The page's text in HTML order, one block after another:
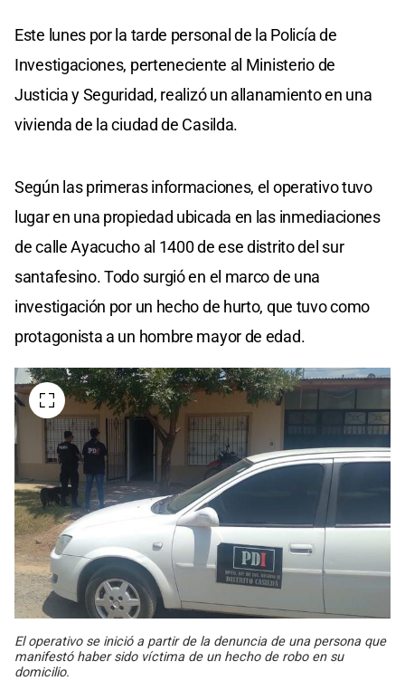
Este lunes por la tarde personal de la Policía de
Investigaciones, perteneciente al Ministerio de
Justicia y Seguridad, realizó un allanamiento en una
vivienda de la ciudad de Casilda.
Según las primeras informaciones, el operativo tuvo
lugar en una propiedad ubicada en las inmediaciones
de calle Ayacucho al 1400 de ese distrito del sur
santafesino. Todo surgió en el marco de una
investigación por un hecho de hurto, que tuvo como
protagonista a un hombre mayor de edad.
El operativo se inició a partir de la denuncia de una persona que
manifestó haber sido víctima de un hecho de robo en su
domicilio.